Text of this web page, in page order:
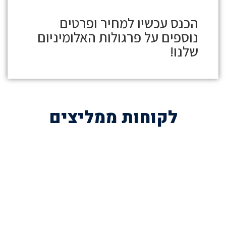
הכנס עכשיו למחיר ופרטים
נוספים על פרגולות האלומיניום
שלנו!
לקוחות ממליצים